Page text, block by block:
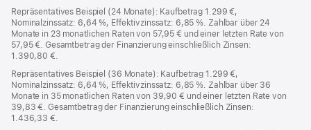
Repräsentatives Beispiel (24 Monate): Kaufbetrag 1.299 €,
Nominalzinssatz: 6,64 %, Effektivzinssatz: 6,85 %. Zahlbar über 24
Monate in 23 monatlichen Raten von 57,95 € und einer letzten Rate von
57,95 €. Gesamtbetrag der Finanzierung einschließlich Zinsen:
1.390,80 €.
Repräsentatives Beispiel (36 Monate): Kaufbetrag 1.299 €,
Nominalzinssatz: 6,64 %, Effektivzinssatz: 6,85 %. Zahlbar über 36
Monate in 35 monatlichen Raten von 39,90 € und einer letzten Rate von
39,83 €. Gesamtbetrag der Finanzierung einschließlich Zinsen:
1.436,33 €.